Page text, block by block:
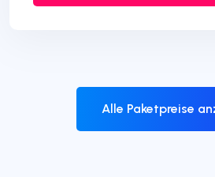
Alle Paketpreise